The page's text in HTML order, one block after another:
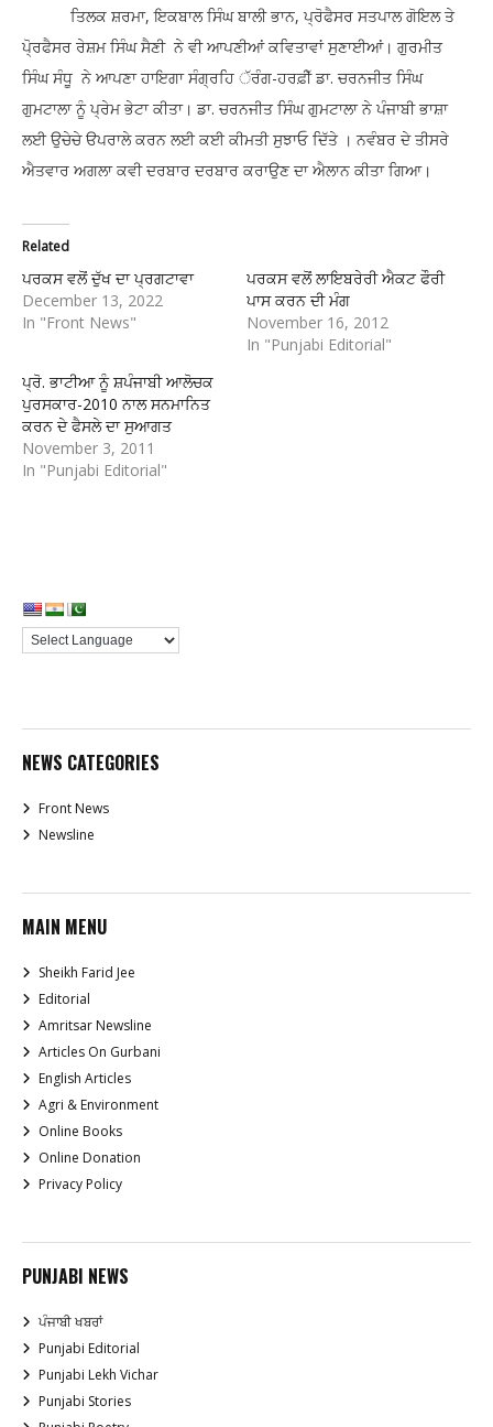
ਤਿਲਕ ਸ਼ਰਮਾ, ਇਕਬਾਲ ਸਿੰਘ ਬਾਲੀ ਭਾਨ, ਪ੍ਰੋਫੈਸਰ ਸਤਪਾਲ ਗੋਇਲ ਤੇ
ਪੋ੍ਰਫੈਸਰ ਰੇਸ਼ਮ ਸਿੰਘ ਸੈਣੀ ਨੇ ਵੀ ਆਪਣੀਆਂ ਕਵਿਤਾਵਾਂ ਸੁਣਾਈਆਂ। ਗੁਰਮੀਤ
ਸਿੰਘ ਸੰਧੂ ਨੇ ਆਪਣਾ ਹਾਇਗਾ ਸੰਗ੍ਰਹਿ ੱਰੰਗ-ਹਰਫ਼ੀੱ ਡਾ. ਚਰਨਜੀਤ ਸਿੰਘ
ਗੁਮਟਾਲਾ ਨੂੰ ਪ੍ਰੇਮ ਭੇਟਾ ਕੀਤਾ। ਡਾ. ਚਰਨਜੀਤ ਸਿੰਘ ਗੁਮਟਾਲਾ ਨੇ ਪੰਜਾਬੀ ਭਾਸ਼ਾ
ਲਈ ਉਚੇਚੇ ੳਪਰਾਲੇ ਕਰਨ ਲਈ ਕਈ ਕੀਮਤੀ ਸੁਝਾਓ ਦਿੱਤੇ । ਨਵੰਬਰ ਦੇ ਤੀਸਰੇ
ਐਤਵਾਰ ਅਗਲਾ ਕਵੀ ਦਰਬਾਰ ਦਰਬਾਰ ਕਰਾਉਣ ਦਾ ਐਲਾਨ ਕੀਤਾ ਗਿਆ।
Related
ਪਰਕਸ ਵਲੋਂ ਦੁੱਖ ਦਾ ਪ੍ਰਗਟਾਵਾ
December 13, 2022
In "Front News"
ਪਰਕਸ ਵਲੋਂ ਲਾਇਬਰੇਰੀ ਐਕਟ ਫੌਰੀ
ਪਾਸ ਕਰਨ ਦੀ ਮੰਗ
November 16, 2012
In "Punjabi Editorial"
ਪ੍ਰੋ. ਭਾਟੀਆ ਨੂੰ ਸ਼ਪੰਜਾਬੀ ਆਲੋਚਕ
ਪੁਰਸਕਾਰ-2010 ਨਾਲ ਸਨਮਾਨਿਤ
ਕਰਨ ਦੇ ਫੈਸਲੇ ਦਾ ਸੁਆਗਤ
November 3, 2011
In "Punjabi Editorial"
NEWS CATEGORIES
Front News
Newsline
MAIN MENU
Sheikh Farid Jee
Editorial
Amritsar Newsline
Articles On Gurbani
English Articles
Agri & Environment
Online Books
Online Donation
Privacy Policy
PUNJABI NEWS
ਪੰਜਾਬੀ ਖਬਰਾਂ
Punjabi Editorial
Punjabi Lekh Vichar
Punjabi Stories